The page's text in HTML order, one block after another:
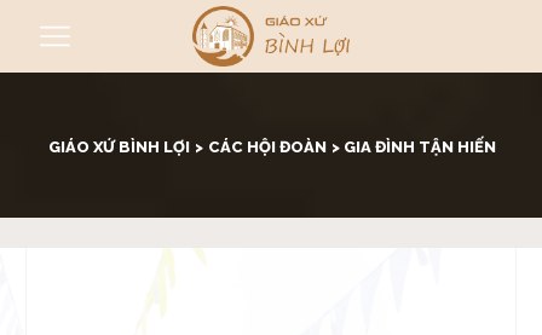
GIÁO XỨ BÌNH LỢI > CÁC HỘI ĐOÀN > GIA ĐÌNH TẬN HIẾN